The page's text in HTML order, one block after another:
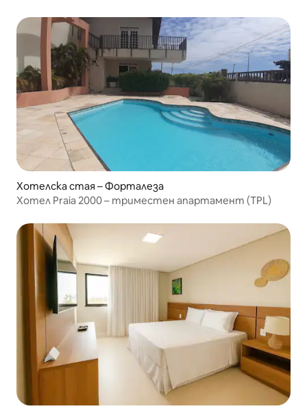
Хотелска стая – Форталеза
Хотел Praia 2000 – триместен апартамент (TPL)